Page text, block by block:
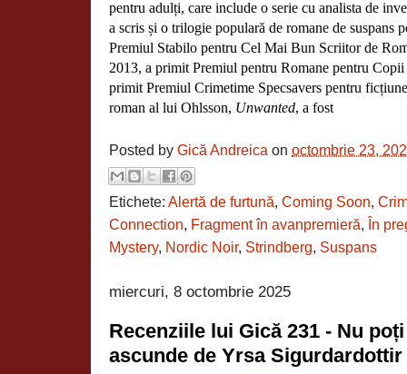
pentru adulți, care include o serie cu analista de
a scris și o trilogie populară de romane de suspans
Premiul Stabilo pentru Cel Mai Bun Scriitor de
2013, a primit Premiul pentru Romane pentru
primit Premiul Crimetime Specsavers pentru
roman al lui Ohlsson, Unwanted, a fost
Posted by Gică Andreica on octombrie 23,
Etichete: Alertă de furtună, Coming Soon,
Connection, Fragment în avanpremieră, În
Mystery, Nordic Noir, Strindberg, Suspans
miercuri, 8 octombrie 2025
Recenziile lui Gică 231 - Nu
ascunde de Yrsa Sigurdardottir